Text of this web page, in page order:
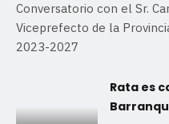
Conversatorio con el Sr.
Viceprefecto de la
2023-2027
Rata es